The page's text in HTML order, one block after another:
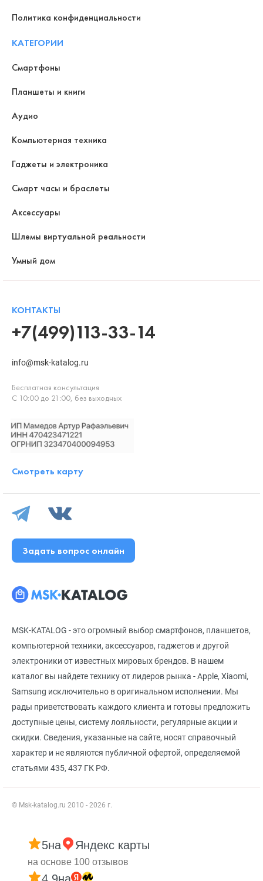
MSK-KATALOG - это огромный выбор смартфонов, планшетов,
компьютерной техники, аксессуаров, гаджетов и другой
электроники от известных мировых брендов. В нашем
каталог вы найдете технику от лидеров рынка - Apple, Xiaomi,
Samsung исключительно в оригинальном исполнении. Мы
рады приветствовать каждого клиента и готовы предложить
доступные цены, систему лояльности, регулярные акции и
скидки. Сведения, указанные на сайте, носят справочный
характер и не являются публичной офертой, определяемой
статьями 435, 437 ГК РФ.
© Msk-katalog.ru 2010 - 2026 г.
Политика конфиденциальности
КАТЕГОРИИ
Смартфоны
Планшеты и книги
Аудио
Компьютерная техника
Гаджеты и электроника
Смарт часы и браслеты
Аксессуары
Шлемы виртуальной реальности
Умный дом
КОНТАКТЫ
+7(499)113-33-14
info@msk-katalog.ru
Бесплатная консультация
С 10:00 до 21:00, без выходных
Смотреть карту
Задать вопрос онлайн
5на Яндекс карты
на основе 100 отзывов